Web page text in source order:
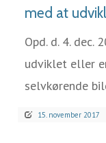
med at
Opd. d. 4. dec.
udviklet eller
selvkørende
15. november 2017